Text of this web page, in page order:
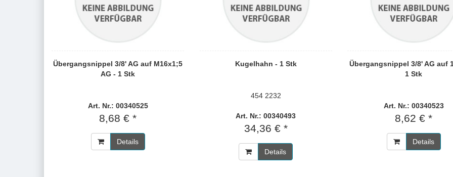
Übergangsnippel 3/8' AG auf M16x1;5
AG - 1 Stk
Art. Nr.: 00340525
8,68 € *
Details
Kugelhahn - 1 Stk
454 2232
Art. Nr.: 00340493
34,36 € *
Details
Übergangsnippel 3/8' AG auf
1 Stk
Art. Nr.: 00340523
8,62 € *
Details